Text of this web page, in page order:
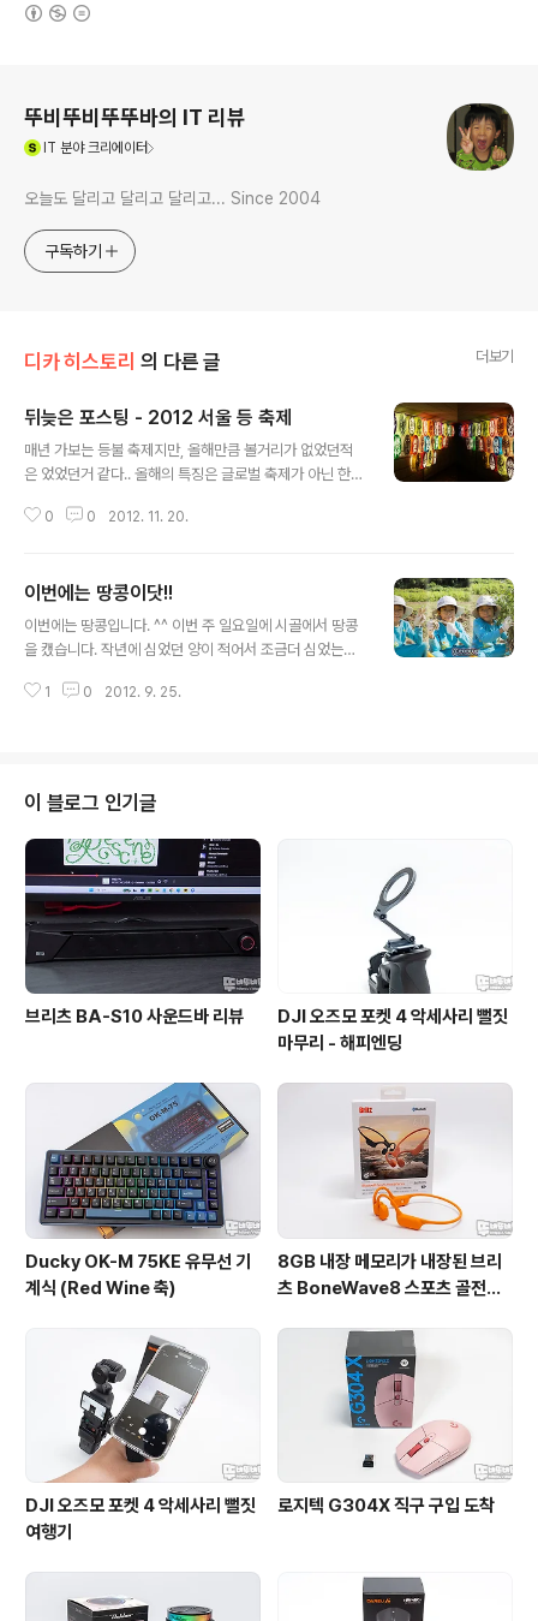
뚜비뚜비뚜뚜바의 IT 리뷰
IT 분야 크리에이터
오늘도 달리고 달리고 달리고... Since 2004
구독하기
디카 히스토리 의 다른 글 더보기
뒤늦은 포스팅 - 2012 서울 등 축제
매년 가보는 등불 축제지만, 올해만큼 볼거리가 없었던적
은 었었던거 같다.. 올해의 특징은 글로벌 축제가 아닌 한국
닌 급작스레 코스를 만들어 단랜즈 하나 밖에 챙기지 못하
년 반복 또는 유사한 형태가 많이 있는데, 나름대로 인상깊
은 것을 포스팅해보도록 하겠다. 하루에 하나씩.... ^^; 요즘
너무 게을러져 큰일이다.
0 0 2012. 11. 20.
이번에는 땅콩이닷!!
이번에는 땅콩입니다. ^^ 이번 주 일요일에 시골에서 땅콩
을 캤습니다. 작년에 심었던 양이 적어서 조금더 심었는데,
내어, 일꾼으로 사명을 주었습니다. 캐는 시기가 늦어져, 땅
될듯합니다. ㅎㅎㅎ
1 0 2012. 9. 25.
이 블로그 인기글
브리츠 BA-S10 사운드바 리뷰
DJI 오즈모 포켓 4 악세사리 뻘짓
마무리 - 해피엔딩
Ducky OK-M 75KE 유무선 기
계식 (Red Wine 축)
8GB 내장 메모리가 내장된 브리
츠 BoneWave8 스포츠 골전도
DJI 오즈모 포켓 4 악세사리 뻘짓
여행기
로지텍 G304X 직구 구입 도착